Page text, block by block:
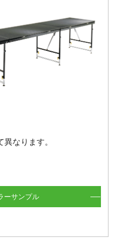
なります。
ーサンプル